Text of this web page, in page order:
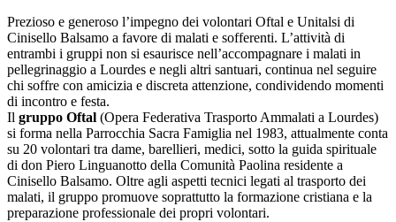
Prezioso e generoso l’impegno dei volontari Oftal e Unitalsi di
Cinisello Balsamo a favore di malati e sofferenti. L’attività di
entrambi i gruppi non si esaurisce nell’accompagnare i malati in
pellegrinaggio a Lourdes e negli altri santuari, continua nel seguire
chi soffre con amicizia e discreta attenzione, condividendo momenti
di incontro e festa.
Il gruppo Oftal (Opera Federativa Trasporto Ammalati a Lourdes)
si forma nella Parrocchia Sacra Famiglia nel 1983, attualmente conta
su 20 volontari tra dame, barellieri, medici, sotto la guida spirituale
di don Piero Linguanotto della Comunità Paolina residente a
Cinisello Balsamo. Oltre agli aspetti tecnici legati al trasporto dei
malati, il gruppo promuove soprattutto la formazione cristiana e la
preparazione professionale dei propri volontari.